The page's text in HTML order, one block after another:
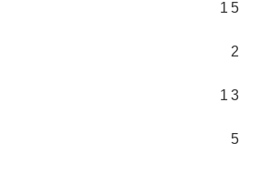
15
2
13
5